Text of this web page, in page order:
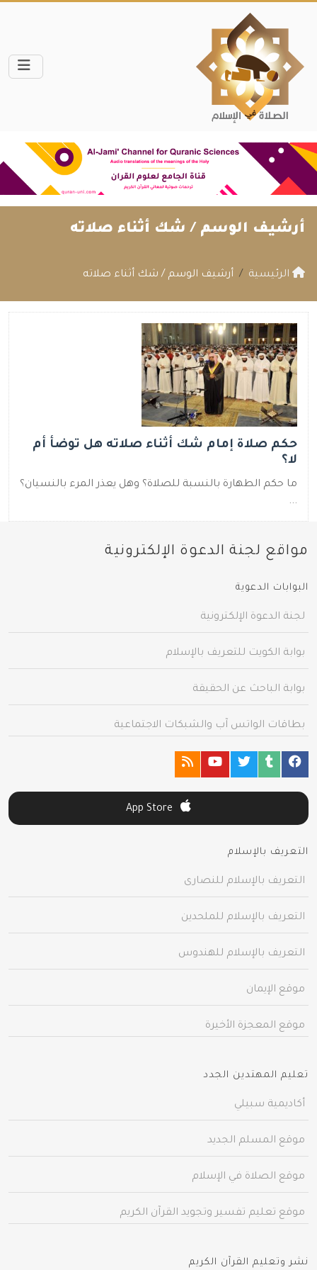
أرشيف الوسم / شك أثناء صلاته
الرئيسية أرشيف الوسم / شك أثناء صلاته
حكم صلاة إمام شك أثناء صلاته هل توضأ أم
لا؟
ما حكم الطهارة بالنسبة للصلاة؟ وهل يعذر المرء بالنسيان؟
...
مواقع لجنة الدعوة الإلكترونية
البوابات الدعوية
لجنة الدعوة الإلكترونية
بوابة الكويت للتعريف بالإسلام
بوابة الباحث عن الحقيقة
بطاقات الواتس آب والشبكات الاجتماعية
التعريف بالإسلام
التعريف بالإسلام للنصارى
التعريف بالإسلام للملحدين
التعريف بالإسلام للهندوس
موقع الإيمان
موقع المعجزة الأخيرة
تعليم المهتدين الجدد
أكاديمية سبيلي
موقع المسلم الجديد
موقع الصلاة في الإسلام
موقع تعليم تفسير وتجويد القرآن الكريم
نشر وتعليم القرآن الكريم